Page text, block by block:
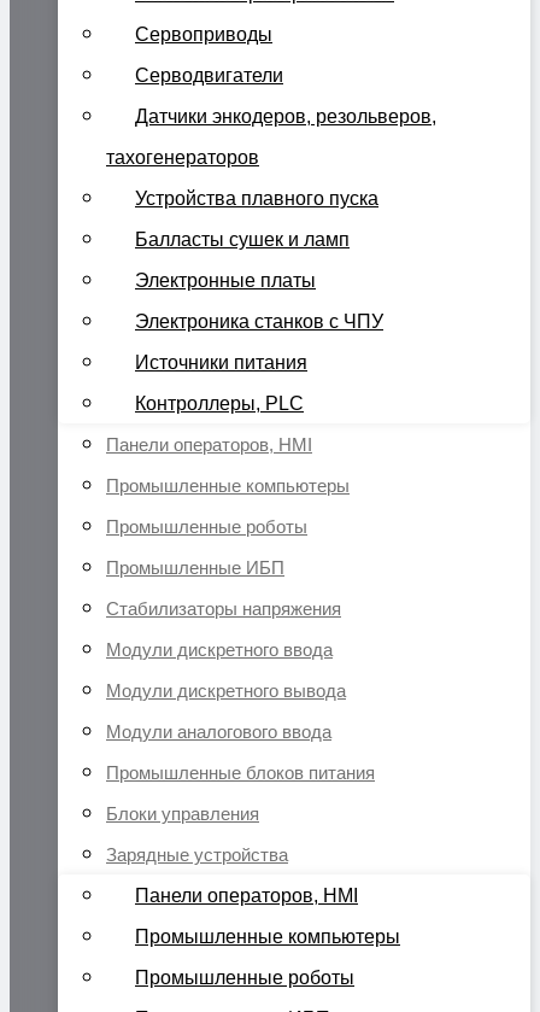
Сервоприводы
Серводвигатели
Датчики энкодеров, резольверов,
тахогенераторов
Устройства плавного пуска
Балласты сушек и ламп
Электронные платы
Электроника станков с ЧПУ
Источники питания
Контроллеры, PLC
Панели операторов, HMI
Промышленные компьютеры
Промышленные роботы
Промышленные ИБП
Стабилизаторы напряжения
Модули дискретного ввода
Модули дискретного вывода
Модули аналогового ввода
Промышленные блоков питания
Блоки управления
Зарядные устройства
Панели операторов, HMI
Промышленные компьютеры
Промышленные роботы